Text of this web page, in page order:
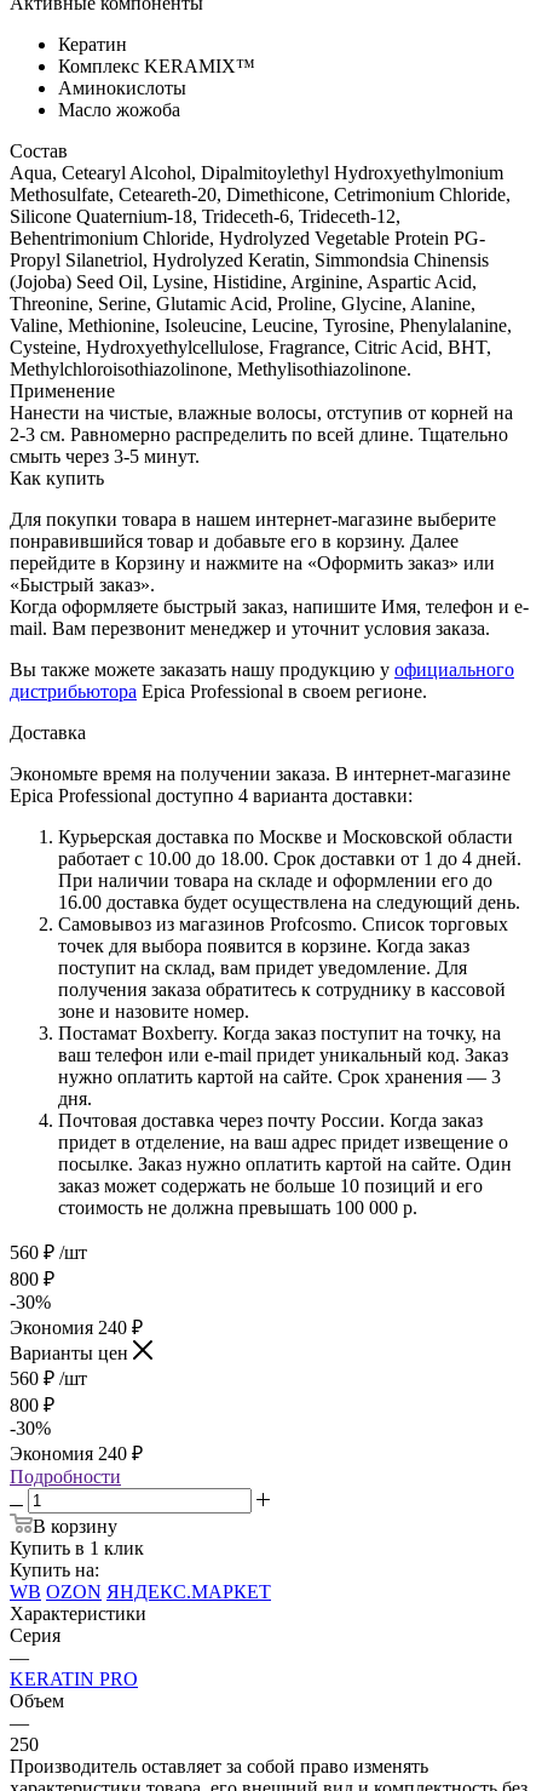
Кератин
Комплекс KERAMIX™
Аминокислоты
Масло жожоба
Состав
Aqua, Cetearyl Alcohol, Dipalmitoylethyl Hydroxyethylmonium
Methosulfate, Ceteareth-20, Dimethicone, Cetrimonium Chloride,
Silicone Quaternium-18, Trideceth-6, Trideceth-12,
Behentrimonium Chloride, Hydrolyzed Vegetable Protein PG-
Propyl Silanetriol, Hydrolyzed Keratin, Simmondsia Chinensis
(Jojoba) Seed Oil, Lysine, Histidine, Arginine, Aspartic Acid,
Threonine, Serine, Glutamic Acid, Proline, Glycine, Alanine,
Valine, Methionine, Isoleucine, Leucine, Tyrosine, Phenylalanine,
Cysteine, Hydroxyethylcellulose, Fragrance, Citric Acid, BHT,
Methylchloroisothiazolinone, Methylisothiazolinone.
Применение
Нанести на чистые, влажные волосы, отступив от корней на
2-3 см. Равномерно распределить по всей длине. Тщательно
смыть через 3-5 минут.
Как купить
Для покупки товара в нашем интернет-магазине выберите
понравившийся товар и добавьте его в корзину. Далее
перейдите в Корзину и нажмите на «Оформить заказ» или
«Быстрый заказ».
Когда оформляете быстрый заказ, напишите Имя, телефон и e-
mail. Вам перезвонит менеджер и уточнит условия заказа.
Вы также можете заказать нашу продукцию у официального
дистрибьютора Epica Professional в своем регионе.
Доставка
Экономьте время на получении заказа. В интернет-магазине
Epica Professional доступно 4 варианта доставки:
Курьерская доставка по Москве и Московской области
работает с 10.00 до 18.00. Срок доставки от 1 до 4 дней.
При наличии товара на складе и оформлении его до
16.00 доставка будет осуществлена на следующий день.
Самовывоз из магазинов Profcosmo. Список торговых
точек для выбора появится в корзине. Когда заказ
поступит на склад, вам придет уведомление. Для
получения заказа обратитесь к сотруднику в кассовой
зоне и назовите номер.
Постамат Boxberry. Когда заказ поступит на точку, на
ваш телефон или e-mail придет уникальный код. Заказ
нужно оплатить картой на сайте. Срок хранения — 3
дня.
Почтовая доставка через почту России. Когда заказ
придет в отделение, на ваш адрес придет извещение о
посылке. Заказ нужно оплатить картой на сайте. Один
заказ может содержать не больше 10 позиций и его
стоимость не должна превышать 100 000 р.
560 ₽ /шт
800 ₽
-30%
Экономия 240 ₽
Варианты цен
560 ₽ /шт
800 ₽
-30%
Экономия 240 ₽
Подробности
В корзину
Купить в 1 клик
Купить на:
WB OZON ЯНДЕКС.МАРКЕТ
Характеристики
Серия
—
KERATIN PRO
Объем
—
250
Производитель оставляет за собой право изменять